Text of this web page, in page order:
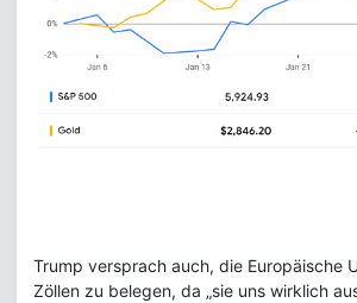
Trump versprach auch, die Europäische
Zöllen zu belegen, da „sie uns wirklich